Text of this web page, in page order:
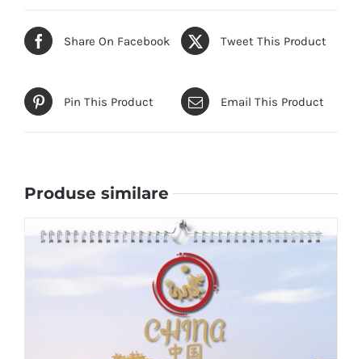
Share On Facebook Tweet This Product
Pin This Product Email This Product
Produse similare